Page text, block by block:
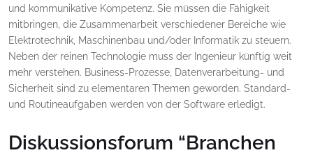
und kommunikative Kompetenz. Sie müssen die Fähigkeit
mitbringen, die Zusammenarbeit verschiedener Bereiche wie
Elektrotechnik, Maschinenbau und/oder Informatik zu steuern.
Neben der reinen Technologie muss der Ingenieur künftig weit
mehr verstehen. Business-Prozesse, Datenverarbeitung- und
Sicherheit sind zu elementaren Themen geworden. Standard-
und Routineaufgaben werden von der Software erledigt.
Diskussionsforum “Branchen